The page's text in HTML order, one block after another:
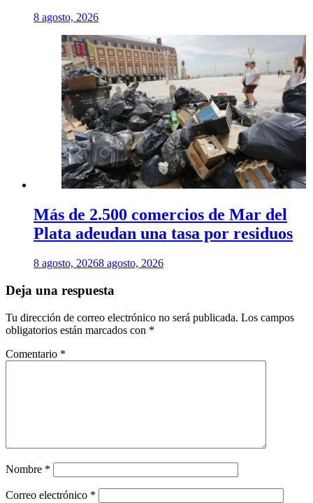
8 agosto, 2026
Más de 2.500 comercios de Mar del
Plata adeudan una tasa por residuos
8 agosto, 20268 agosto, 2026
Deja una respuesta
Tu dirección de correo electrónico no será publicada. Los campos
obligatorios están marcados con *
Comentario *
Nombre *
Correo electrónico *